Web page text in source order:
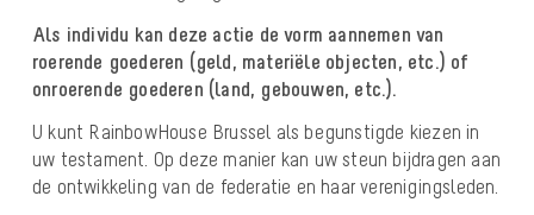
Als individu kan deze actie de vorm aannemen van
roerende goederen (geld, materiële objecten, etc.) of
onroerende goederen (land, gebouwen, etc.).
U kunt RainbowHouse Brussel als begunstigde kiezen in
uw testament. Op deze manier kan uw steun bijdragen aan
de ontwikkeling van de federatie en haar verenigingsleden.